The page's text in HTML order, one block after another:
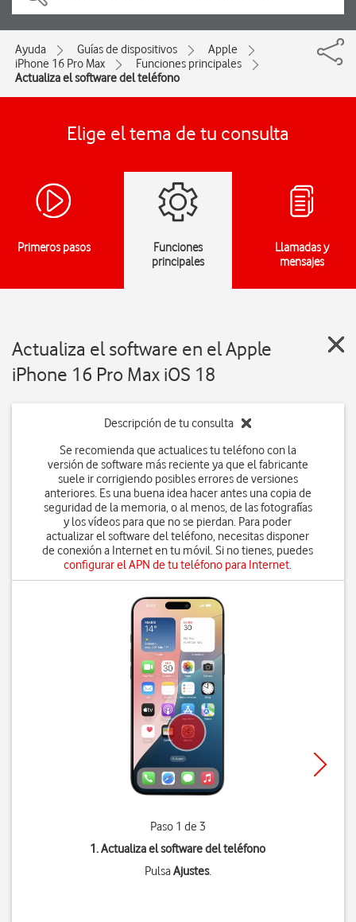
Ayuda Guías de dispositivos
Apple
iPhone 16 Pro Max
Funciones principales
Actualiza el software del teléfono
Elige el tema de tu consulta
Primeros pasos
Funciones
principales
Llamadas y
mensajes
Actualiza el software en el Apple
iPhone 16 Pro Max iOS 18
Descripción de tu consulta
Se recomienda que actualices tu teléfono con la
versión de software más reciente ya que el fabricante
suele ir corrigiendo posibles errores de versiones
anteriores. Es una buena idea hacer antes una copia de
seguridad de la memoria, o al menos, de las fotografías
y los vídeos para que no se pierdan. Para poder
actualizar el software del teléfono, necesitas disponer
de conexión a Internet en tu móvil. Si no tienes, puedes
configurar el APN de tu teléfono para Internet.
Paso 1 de 3
1. Actualiza el software del teléfono
PulsaAjustes.